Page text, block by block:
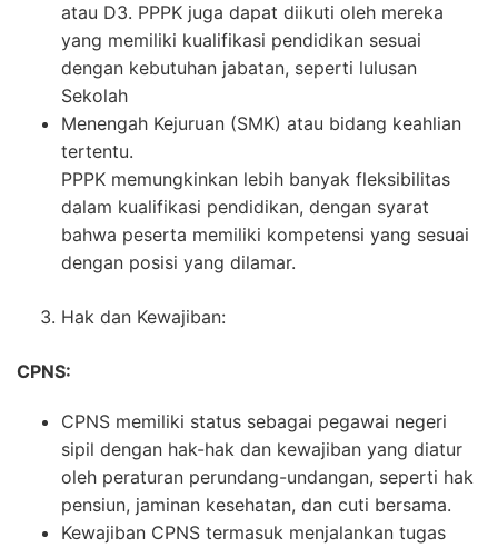
atau D3. PPPK juga dapat diikuti oleh mereka
yang memiliki kualifikasi pendidikan sesuai
dengan kebutuhan jabatan, seperti lulusan
Sekolah
Menengah Kejuruan (SMK) atau bidang keahlian
tertentu.
PPPK memungkinkan lebih banyak fleksibilitas
dalam kualifikasi pendidikan, dengan syarat
bahwa peserta memiliki kompetensi yang sesuai
dengan posisi yang dilamar.
Hak dan Kewajiban:
CPNS:
CPNS memiliki status sebagai pegawai negeri
sipil dengan hak-hak dan kewajiban yang diatur
oleh peraturan perundang-undangan, seperti hak
pensiun, jaminan kesehatan, dan cuti bersama.
Kewajiban CPNS termasuk menjalankan tugas